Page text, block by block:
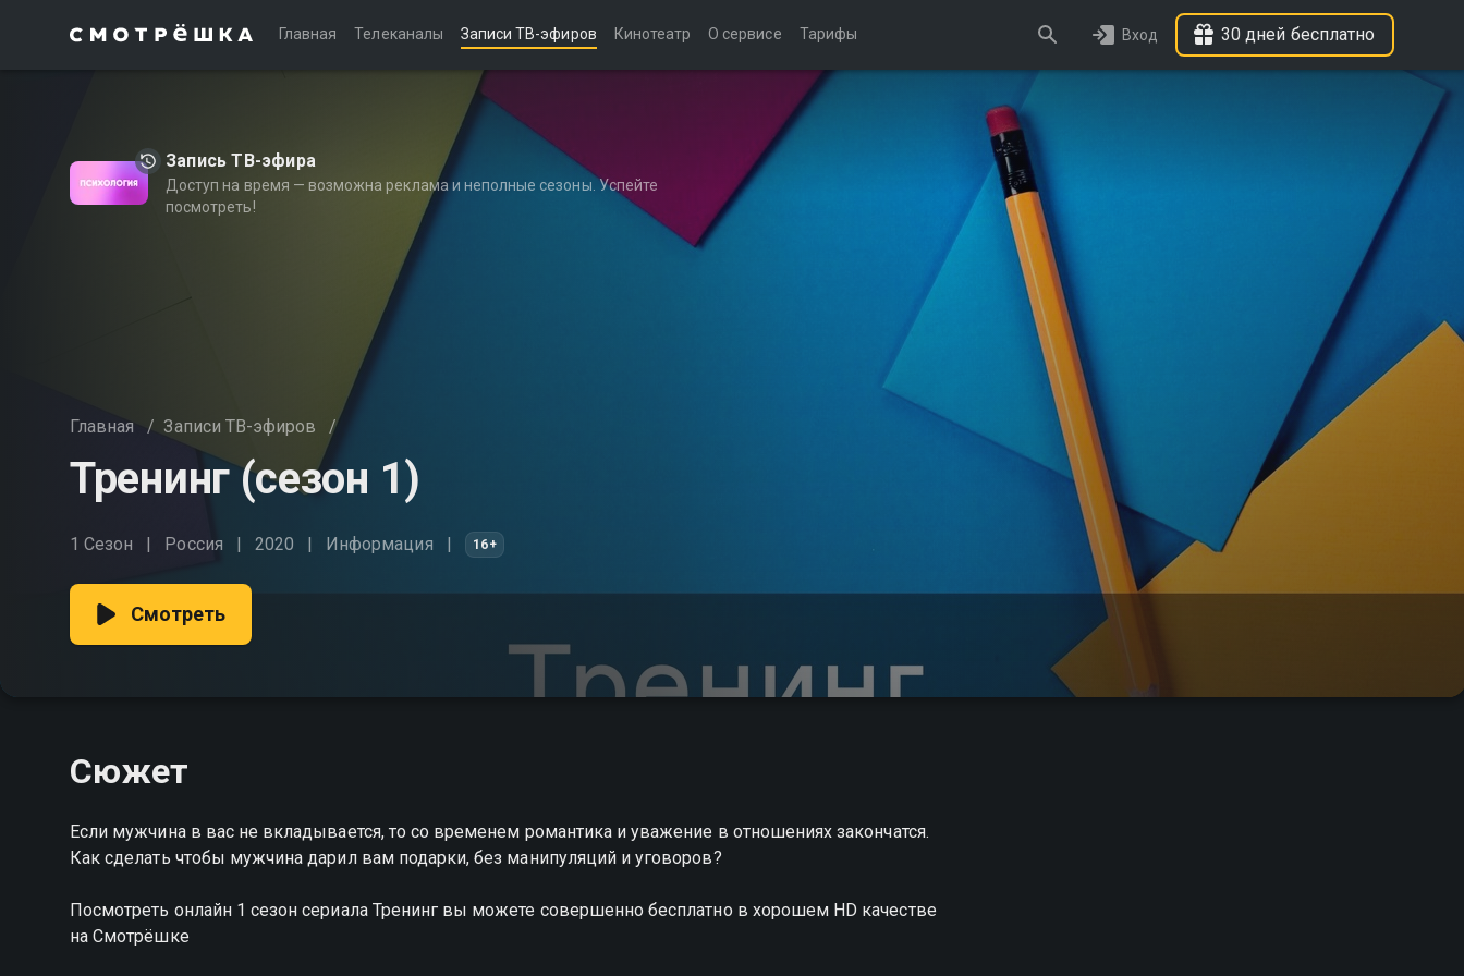
Главная Телеканалы Записи ТВ-эфиров Кинотеатр О сервисе Тарифы Вход 30 дней бесплатно
Запись ТВ-эфира
Доступ на время — возможна реклама и неполные сезоны. Успейте
посмотреть!
Главная / Записи ТВ-эфиров /
Тренинг (сезон 1)
1 Сезон Россия 2020 Информация 16+
Смотреть
Сюжет
Если мужчина в вас не вкладывается, то со временем романтика и уважение в отношениях закончатся.
Как сделать чтобы мужчина дарил вам подарки, без манипуляций и уговоров?
Посмотреть онлайн 1 сезон сериала Тренинг вы можете совершенно бесплатно в хорошем HD качестве
на Смотрёшке